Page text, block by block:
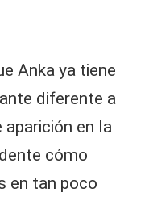
Anka ya tiene
diferente a
en la
cómo
en tan poco